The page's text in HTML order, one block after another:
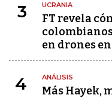
3 UCRANIA
FT revela
en drones
4 ANÁLISIS
Más Hayek,